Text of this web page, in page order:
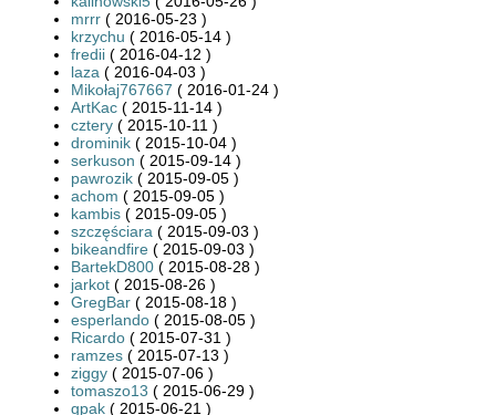
mrrr ( 2016-05-23 )
krzychu ( 2016-05-14 )
fredii ( 2016-04-12 )
laza ( 2016-04-03 )
Mikołaj767667 ( 2016-01-24 )
ArtKac ( 2015-11-14 )
cztery ( 2015-10-11 )
drominik ( 2015-10-04 )
serkuson ( 2015-09-14 )
pawrozik ( 2015-09-05 )
achom ( 2015-09-05 )
kambis ( 2015-09-05 )
szczęściara ( 2015-09-03 )
bikeandfire ( 2015-09-03 )
BartekD800 ( 2015-08-28 )
jarkot ( 2015-08-26 )
GregBar ( 2015-08-18 )
esperlando ( 2015-08-05 )
Ricardo ( 2015-07-31 )
ramzes ( 2015-07-13 )
ziggy ( 2015-07-06 )
tomaszo13 ( 2015-06-29 )
gpak ( 2015-06-21 )